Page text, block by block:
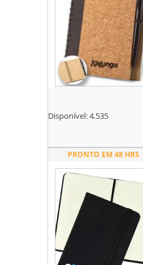
Disponível:4.535
PRONTO EM 48 HRS